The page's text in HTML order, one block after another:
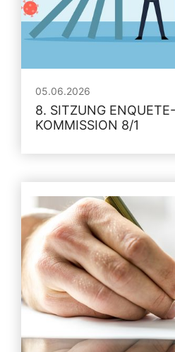
05.06.2026
8. SITZUNG ENQUETE-
KOMMISSION 8/1